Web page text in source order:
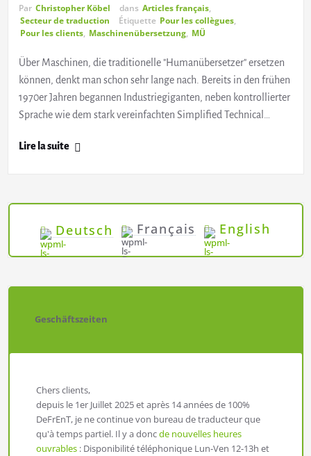
Par Christopher Köbel dans Articles français,
Secteur de traduction
Étiquette Pour les collègues,
Pour les clients, Maschinenübersetzung, MÜ
Über Maschinen, die traditionelle "Humanübersetzer" ersetzen
können, denkt man schon sehr lange nach. Bereits in den frühen
1970er Jahren begannen Industriegiganten, neben kontrollierter
Sprache wie dem stark vereinfachten Simplified Technical…
Lire la suite
Deutsch Français English
Geschäftszeiten
Chers clients,
depuis le 1er Juillet 2025 et après 14 années de 100%
DeFrEnT, je ne continue von bureau de traducteur que
qu'à temps partiel. Il y a doncde nouvelles heures
ouvrables: Disponibilité téléphonique Lun-Ven 12-13h et